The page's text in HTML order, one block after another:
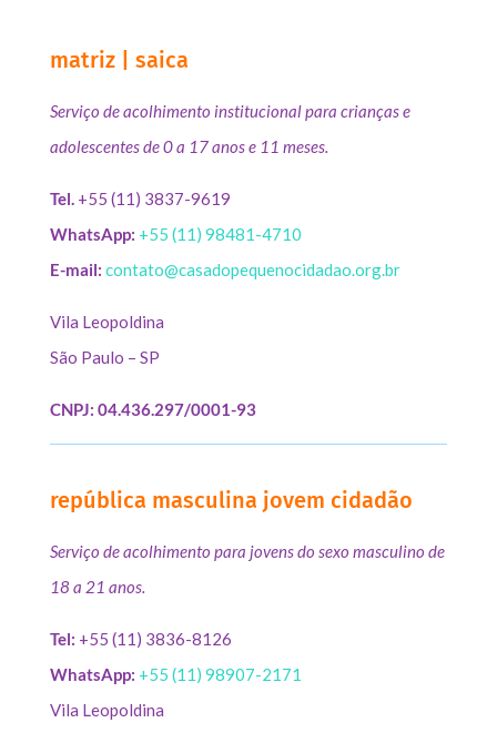
matriz | saica
Serviço de acolhimento institucional para crianças e
adolescentes de 0 a 17 anos e 11 meses.
Tel.+55 (11) 3837-9619
WhatsApp: +55 (11) 98481-4710
E-mail: contato@casadopequenocidadao.org.br
Vila Leopoldina
São Paulo – SP
CNPJ: 04.436.297/0001-93
república masculina jovem cidadão
Serviço de acolhimento para jovens do sexo masculino de
18 a 21 anos.
Tel: +55 (11) 3836-8126
WhatsApp: +55 (11) 98907-2171
Vila Leopoldina